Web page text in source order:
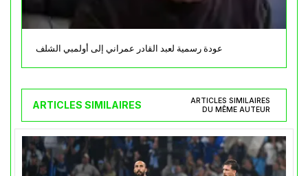
عودة رسمية لعبد القادر عمراني إلى أولمبي الشلف
ARTICLES SIMILAIRES
ARTICLES SIMILAIRES
DU MÊME AUTEUR